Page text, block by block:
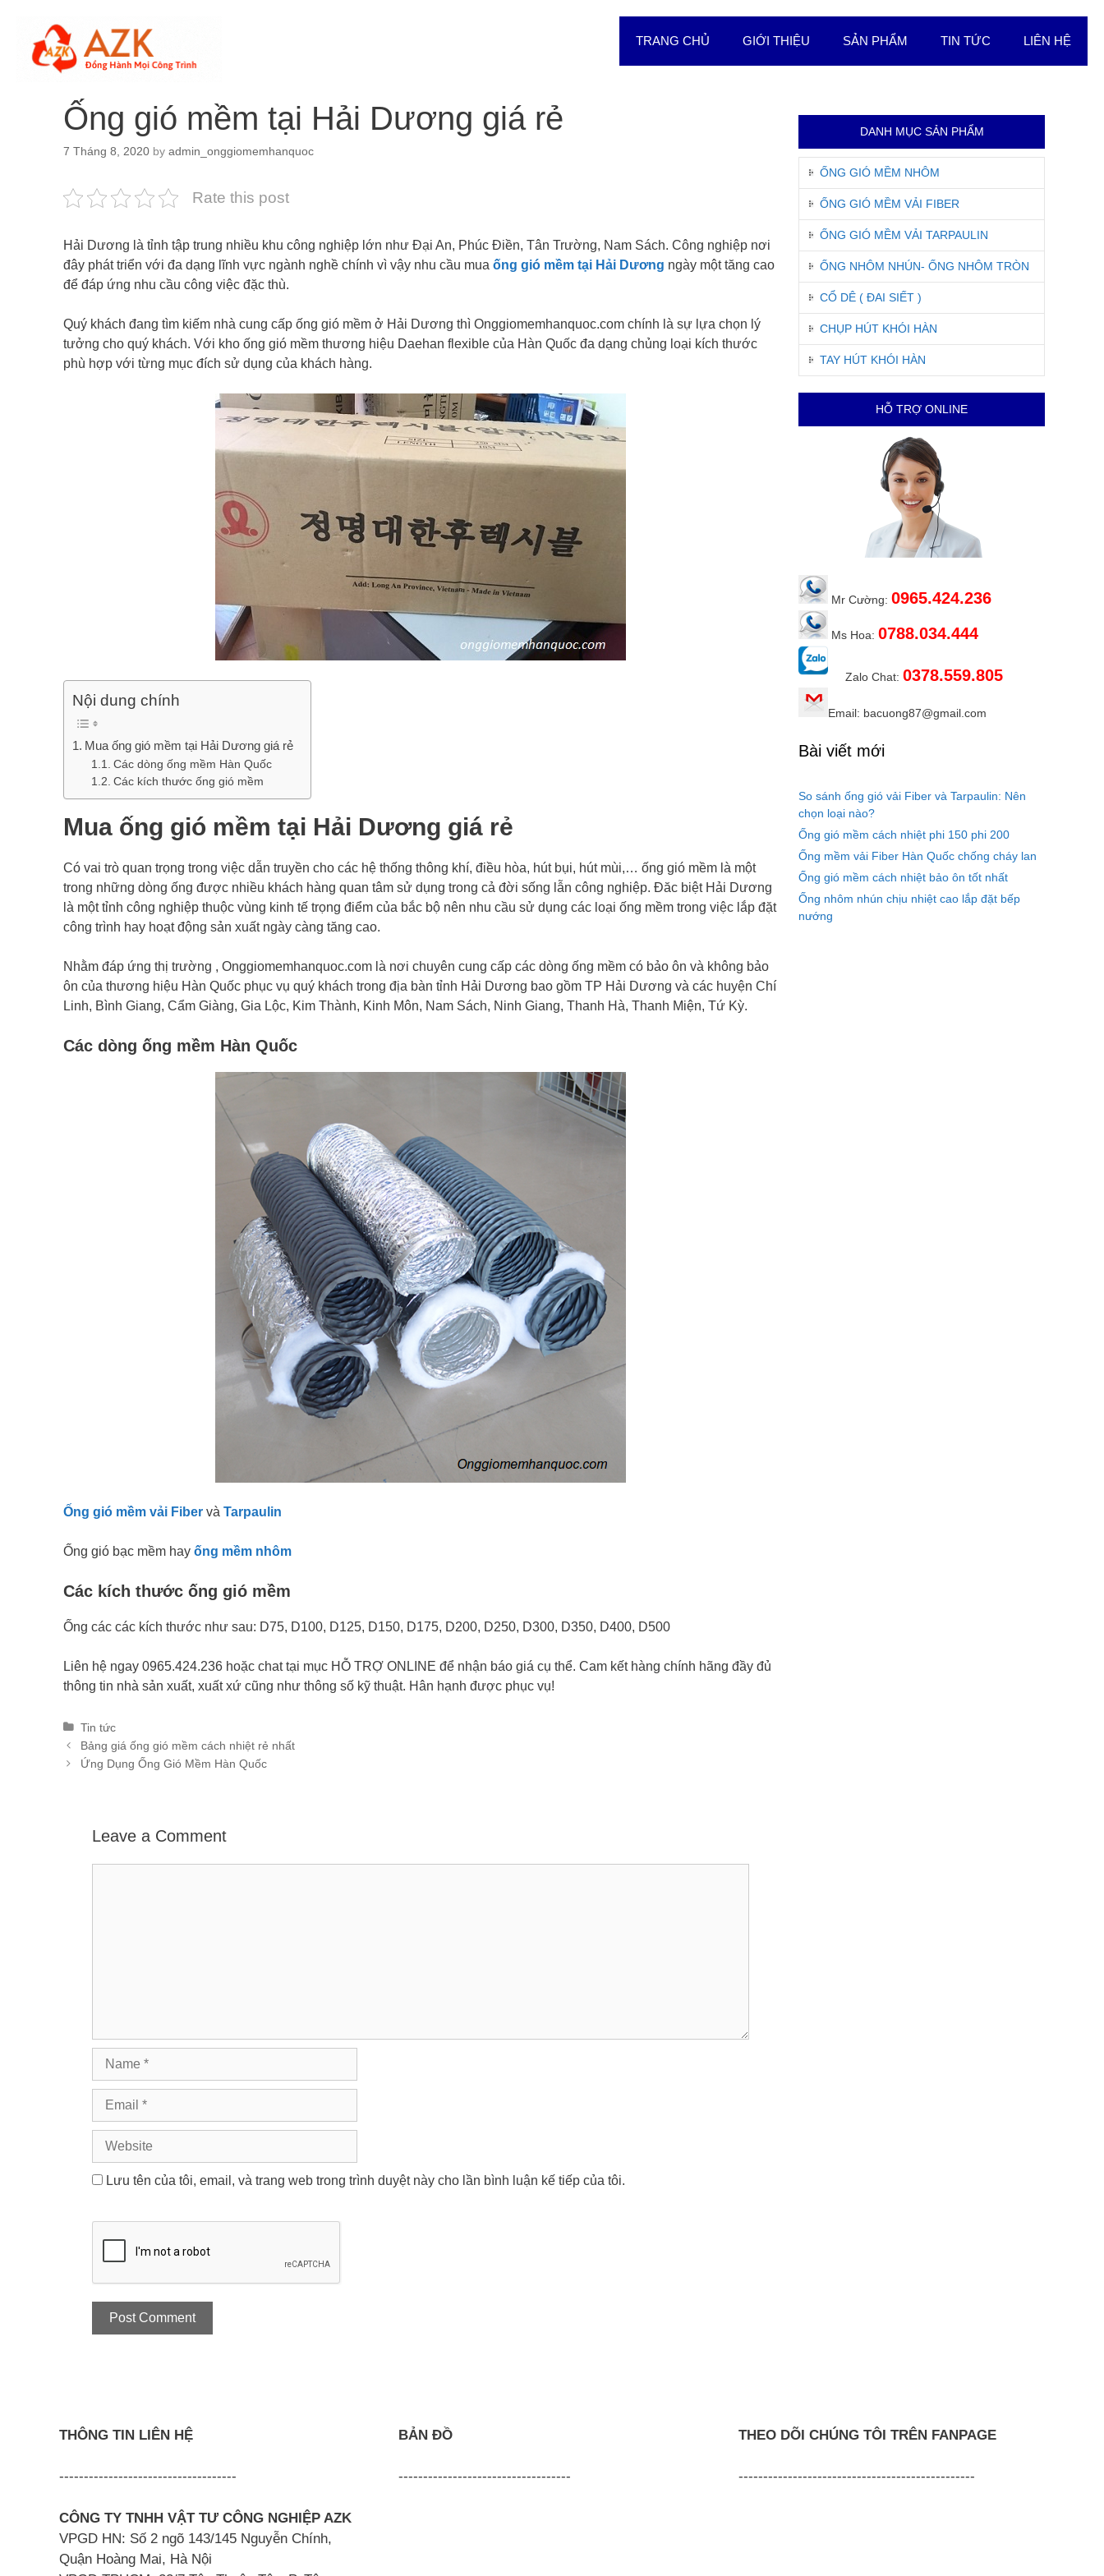
content
TRANG CHỦ GIỚI THIỆU SẢN PHẨM TIN TỨC LIÊN HỆ
Ống gió mềm tại Hải Dương giá rẻ
7 Tháng 8, 2020 by admin_onggiomemhanquoc
Rate this post
Hải Dương là tỉnh tập trung nhiều khu công nghiệp lớn như Đại An, Phúc Điền, Tân Trường, Nam Sách. Công nghiệp nơi
đây phát triển với đa dạng lĩnh vực ngành nghề chính vì vậy nhu cầu mua ống gió mềm tại Hải Dương ngày một tăng cao
để đáp ứng nhu cầu công việc đặc thù.
Quý khách đang tìm kiếm nhà cung cấp ống gió mềm ở Hải Dương thì Onggiomemhanquoc.com chính là sự lựa chọn lý
tưởng cho quý khách. Với kho ống gió mềm thương hiệu Daehan flexible của Hàn Quốc đa dạng chủng loại kích thước
phù hợp với từng mục đích sử dụng của khách hàng.
Nội dung chính
Mua ống gió mềm tại Hải Dương giá rẻ
Các dòng ống mềm Hàn Quốc
Các kích thước ống gió mềm
Mua ống gió mềm tại Hải Dương giá rẻ
Có vai trò quan trọng trong việc dẫn truyền cho các hệ thống thông khí, điều hòa, hút bụi, hút mùi,… ống gió mềm là một
trong những dòng ống được nhiều khách hàng quan tâm sử dụng trong cả đời sống lẫn công nghiệp. Đăc biệt Hải Dương
là một tỉnh công nghiệp thuộc vùng kinh tế trọng điểm của bắc bộ nên nhu cầu sử dụng các loại ống mềm trong việc lắp đặt
công trình hay hoạt động sản xuất ngày càng tăng cao.
Nhằm đáp ứng thị trường , Onggiomemhanquoc.com là nơi chuyên cung cấp các dòng ống mềm có bảo ôn và không bảo
ôn của thương hiệu Hàn Quốc phục vụ quý khách trong địa bàn tỉnh Hải Dương bao gồm TP Hải Dương và các huyện Chí
Linh, Bình Giang, Cẩm Giàng, Gia Lộc, Kim Thành, Kinh Môn, Nam Sách, Ninh Giang, Thanh Hà, Thanh Miện, Tứ Kỳ.
Các dòng ống mềm Hàn Quốc
Ống gió mềm vải Fiber và Tarpaulin
Ống gió bạc mềm hay ống mềm nhôm
Các kích thước ống gió mềm
Ống các các kích thước như sau: D75, D100, D125, D150, D175, D200, D250, D300, D350, D400, D500
Liên hệ ngay 0965.424.236 hoặc chat tại mục HỖ TRỢ ONLINE để nhận báo giá cụ thể. Cam kết hàng chính hãng đầy đủ
thông tin nhà sản xuất, xuất xứ cũng như thông số kỹ thuật. Hân hạnh được phục vụ!
Categories
Tin tức
Post
navigation
Bảng giá ống gió mềm cách nhiệt rẻ nhất
Ứng Dụng Ống Gió Mềm Hàn Quốc
Leave a Comment
Name
Email
Website
Lưu tên của tôi, email, và trang web trong trình duyệt này cho lần bình luận kế tiếp của tôi.
DANH MỤC SẢN PHẨM
ỐNG GIÓ MỀM NHÔM
ỐNG GIÓ MỀM VẢI FIBER
ỐNG GIÓ MỀM VẢI TARPAULIN
ỐNG NHÔM NHÚN- ỐNG NHÔM TRÒN
CỔ DÊ ( ĐAI SIẾT )
CHỤP HÚT KHÓI HÀN
TAY HÚT KHÓI HÀN
HỖ TRỢ ONLINE
Mr Cường: 0965.424.236
Ms Hoa: 0788.034.444
Zalo Chat: 0378.559.805
Email: bacuong87@gmail.com
Bài viết mới
So sánh ống gió vải Fiber và Tarpaulin: Nên
chọn loại nào?
Ống gió mềm cách nhiệt phi 150 phi 200
Ống mềm vải Fiber Hàn Quốc chống cháy lan
Ống gió mềm cách nhiệt bảo ôn tốt nhất
Ống nhôm nhún chịu nhiệt cao lắp đặt bếp
nướng
THÔNG TIN LIÊN HỆ
------------------------------------
CÔNG TY TNHH VẬT TƯ CÔNG NGHIỆP AZK
VPGD HN: Số 2 ngõ 143/145 Nguyễn Chính,
Quận Hoàng Mai, Hà Nội
BẢN ĐỒ
-----------------------------------
THEO DÕI CHÚNG TÔI TRÊN FANPAGE
------------------------------------------------